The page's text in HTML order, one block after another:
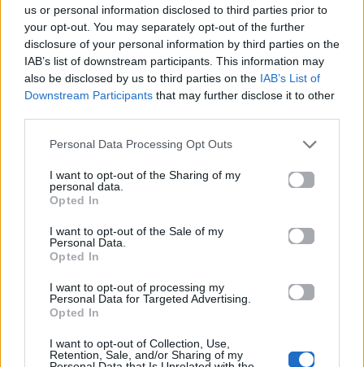
us or personal information disclosed to third parties prior to
your opt-out. You may separately opt-out of the further
disclosure of your personal information by third parties on the
IAB’s list of downstream participants. This information may
also be disclosed by us to third parties on the IAB’s List of
Downstream Participants that may further disclose it to other
Personal Data Processing Opt Outs
I want to opt-out of the Sharing of my
personal data.
Opted In
I want to opt-out of the Sale of my
Personal Data.
Opted In
I want to opt-out of processing my
Personal Data for Targeted Advertising.
Opted In
I want to opt-out of Collection, Use,
Retention, Sale, and/or Sharing of my
και στο χρυσάφι το’χω
δει της ηλιαχτίδας
ζωγραφισμένο σε χιλιάδες
δειλινά
Μ’αγαπάς
Μ’αγαπάς
Μ’αγαπάς
πριν σε γνωρίσω
μ’ακόμα κι ύστερα
τον κόσμο άμα θ’αφήσω
θα μου το πουν στον ουρανό
πως μ’αγαπάς
Μ’αγαπάς